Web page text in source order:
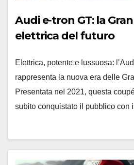
Audi e-tron GT: la
elettrica del futuro
Elettrica, potente e lussuosa:
rappresenta la nuova era delle
Presentata nel 2021, questa
subito conquistato il pubblico con